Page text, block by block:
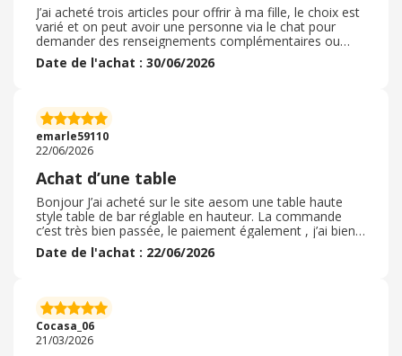
J’ai acheté trois articles pour offrir à ma fille, le choix est
varié et on peut avoir une personne via le chat pour
demander des renseignements complémentaires ou
pour qu’elle nous donne des différents modèles. La
livraison a été respectée. Les facilités de paiement sont
certainement l’objet d’un prochain achat. Je suis
satisfaite de mon choix et je recommande d’aller jeter
un coup d’œil.
Date de l'achat : 30/06/2026
emarle59110
22/06/2026
Achat d’une table
Bonjour J’ai acheté sur le site aesom une table haute
style table de bar réglable en hauteur. La commande
c’est très bien passée, le paiement également , j’ai bien
reçu la confirmation par mail et la livraison a été rapide
par un transporteur. J’ai eu un suivi de commande
conforme à la description et de très belle qualité. Je
recommande ce site et recommanderai d’autres articles
sans problème.
Date de l'achat : 22/06/2026
Cocasa_06
21/03/2026